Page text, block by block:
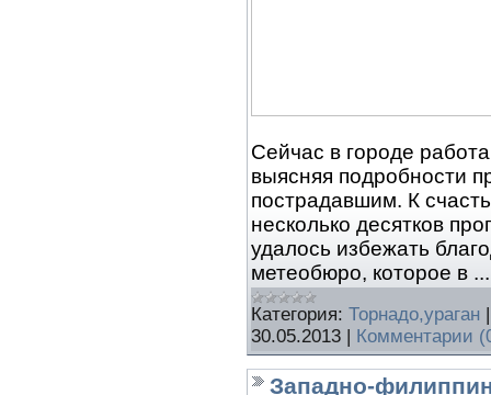
Сейчас в городе
выясняя подробности
пострадавшим. К
несколько десятков
удалось избежать
метеобюро, которое в
Категория: Торнадо,ураган
30.05.2013 | Комментарии
Западно-